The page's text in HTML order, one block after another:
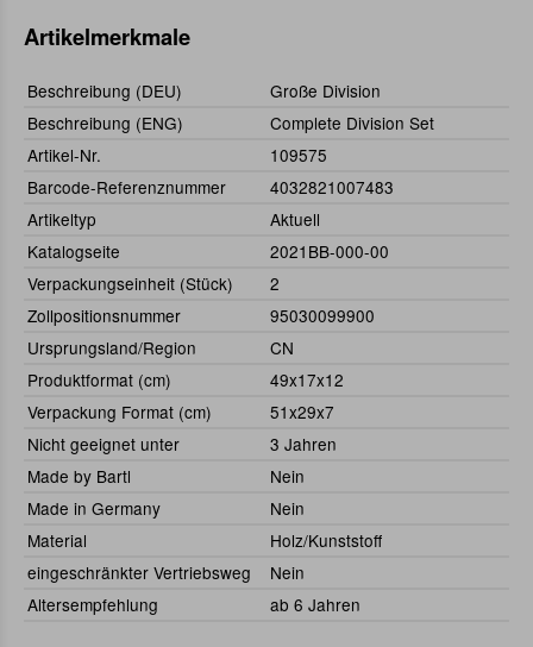
Artikelmerkmale
Beschreibung (DEU)
Große Division
Beschreibung (ENG)
Complete Division Set
Artikel-Nr.
109575
Barcode-Referenznummer
4032821007483
Artikeltyp
Aktuell
Katalogseite
2021BB-000-00
Verpackungseinheit (Stück)
2
Zollpositionsnummer
95030099900
Ursprungsland/Region
CN
Produktformat (cm)
49x17x12
Verpackung Format (cm)
51x29x7
Nicht geeignet unter
3 Jahren
Made by Bartl
Nein
Made in Germany
Nein
Material
Holz/Kunststoff
eingeschränkter Vertriebsweg
Nein
Altersempfehlung
ab 6 Jahren